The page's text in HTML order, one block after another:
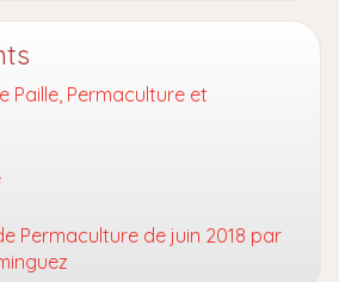
Paille, Permaculture et
Permaculture de juin 2018 par